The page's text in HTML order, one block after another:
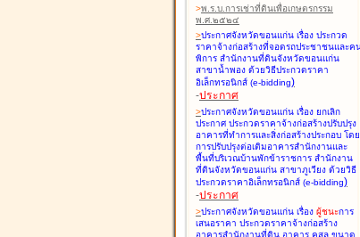
>พ.ร.บ.การเช่าที่ดินเพื่อเกษตรกรรม
พ.ศ.๒๕๒๔
>ประกาศจังหวัดขอนแก่น เรื่อง ประกวด
ราคาจ้างก่อสร้างที่จอดรถประชาชนและค
พิการ สำนักงานที่ดินจังหวัดขอนแก่น
สาขาน้ำพอง ด้วยวิธีประกวดราคา
อิเล็กทรอนิกส์ (e-bidding)
-ประกาศ
>ประกาศจังหวัดขอนแก่น เรื่อง ยกเลิก
ประกาศ ประกวดราคาจ้างก่อสร้างปรับปรุง
อาคารที่ทำการและสิ่งก่อสร้างประกอบ โดย
การปรับปรุงต่อเติมอาคารสำนักงานและ
พื้นที่บริเวณบ้านพักข้าราชการ สำนักงาน
ที่ดินจังหวัดขอนแก่น สาขาภูเวียง ด้วยวิธี
ประกวดราคาอิเล็กทรอนิกส์ (e-bidding)
-ประกาศ
>ประกาศจังหวัดขอนแก่น เรื่อง ผู้ชนะการ
เสนอราคา ประกวดราคาจ้างก่อสร้าง